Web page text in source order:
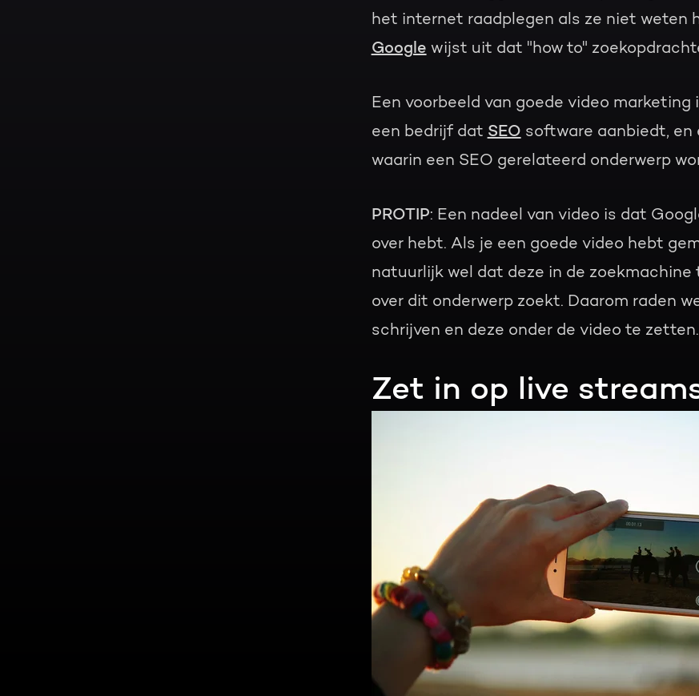
het internet raadplegen als ze niet weten
Google wijst uit dat "how to"
Een voorbeeld van goede video marketing
een bedrijf dat SEO software aanbiedt, en
waarin een SEO gerelateerd onderwerp
PROTIP: Een nadeel van video is dat
over hebt. Als je een goede video hebt
natuurlijk wel dat deze in de
over dit onderwerp zoekt. Daarom raden
schrijven en deze onder de video te zetten.
Zet in op live